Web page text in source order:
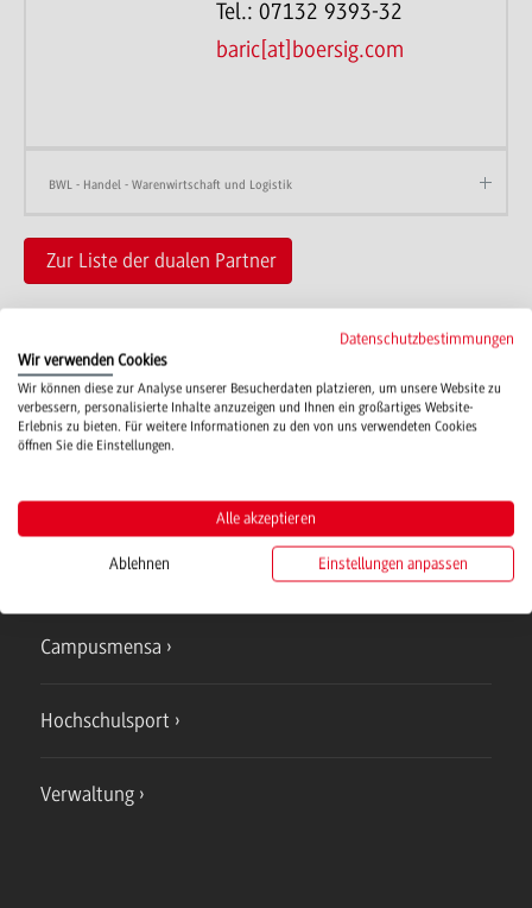
Tel.: 07132 9393-32
baric[at]boersig.com
BWL - Handel - Warenwirtschaft und Logistik
Zur Liste der dualen Partner
Campus
Studienangebote
IT Service
Campusmensa
Hochschulsport
Verwaltung
Datenschutzbestimmungen
Wir verwenden Cookies
Wir können diese zur Analyse unserer Besucherdaten platzieren, um unsere Website zu
verbessern, personalisierte Inhalte anzuzeigen und Ihnen ein großartiges Website-
Erlebnis zu bieten. Für weitere Informationen zu den von uns verwendeten Cookies
öffnen Sie die Einstellungen.
Alle akzeptieren
Ablehnen Einstellungen anpassen